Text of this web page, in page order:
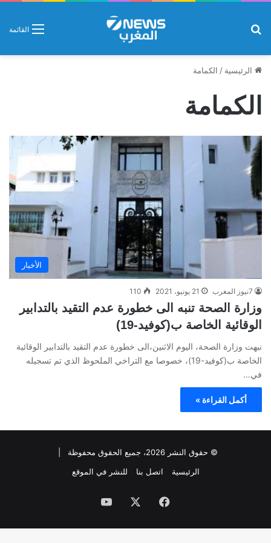
القائمة
الرئيسية / الكمامة
الكمامة
الأخبار
7نيوز المغرب 21 يونيو، 2021 110
وزارة الصحة تنبه الى خطورة عدم التقيد بالتدابير
الوقائية الخاصة ب(كوفيد-19)
نبهت وزارة الصحة، اليوم الاثنين،الى خطورة عدم التقيد بالتدابير الوقائية
الخاصة ب(كوفيد-19)، خصوصا مع التراخي الملحوظ الذي تم تسجيله
في…
أكمل القراءة »
© حقوق النشر 2026، جميع الحقوق محفوظة |
الرئيسية
اتصل بنا للنشر في الموقع
فيسبوك